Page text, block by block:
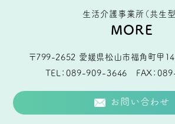
生活介護事業所（共生型
MORE
〒799-2652 愛媛県松山市福角町甲
TEL
089-909-3646 FAX
お問い合わせ